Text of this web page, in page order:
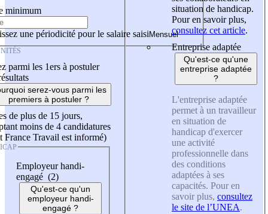
minimum
une périodicité pour le salaire saisi
parmi les 1ers à postuler
serez-vous parmi les
premiers à postuler ?
de plus de 15 jours,
moins de 4 candidatures
France Travail est informé)
Employeur handi-
engagé (2)
Qu'est-ce qu'un
employeur handi-
engagé ?
situation de handicap.
Pour en savoir plus,
consultez cet article.
Entreprise adaptée
Qu'est-ce qu'une
entreprise adaptée
?
L'entreprise adaptée
permet à un travailleur
en situation de
handicap d'exercer
une activité
professionnelle dans
des conditions
adaptées à ses
capacités. Pour en
savoir plus, consultez
le site de l’UNEA.